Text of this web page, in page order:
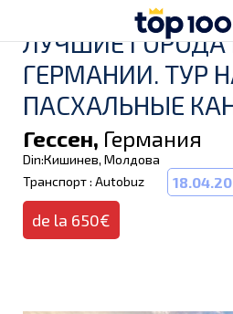
ЛУЧШИЕ
ГЕРМАНИИ. ТУР
ПАСХАЛЬНЫЕ
Гессен, Германия
Din:Кишинев, Молдова
Транспорт : Autobuz
de la 650€